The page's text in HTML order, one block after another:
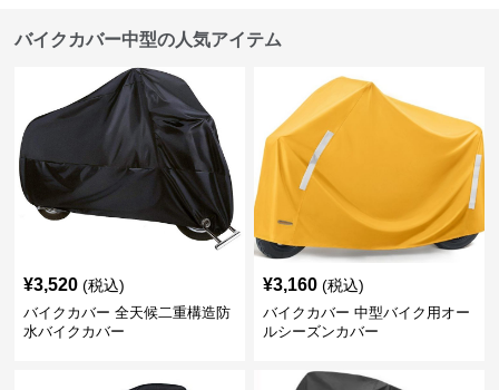
バイクカバー中型の人気アイテム
¥3,520 (税込)
バイクカバー 全天候二重構造防
水バイクカバー
¥3,160 (税込)
バイクカバー 中型バイク用オー
ルシーズンカバー